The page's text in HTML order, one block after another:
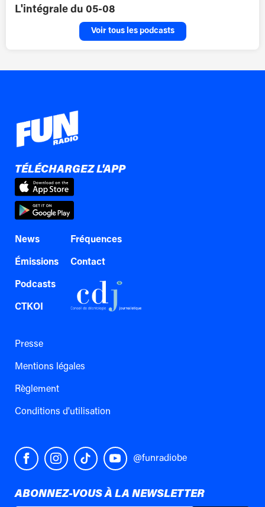
L'intégrale du 05-08
Voir tous les podcasts
TÉLÉCHARGEZ L'APP
News
Émissions
Podcasts
CTKOI
Fréquences
Contact
Presse
Mentions légales
Règlement
Conditions d'utilisation
@funradiobe
ABONNEZ-VOUS À LA NEWSLETTER